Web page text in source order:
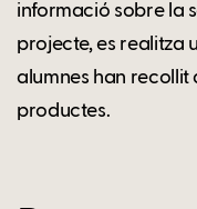
informació sobre la
projecte, es realitza
alumnes han recollit
productes.